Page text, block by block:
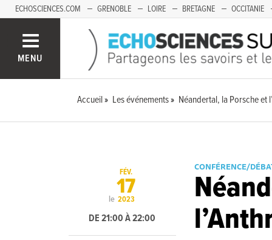
ECHOSCIENCES.COM GRENOBLE LOIRE BRETAGNE OCCITANIE
MENU
Accueil Les événements Néandertal, la Porsche et
CONFÉRENCE/
le
FÉV.
17
2023
DE 21:00 À 22:00